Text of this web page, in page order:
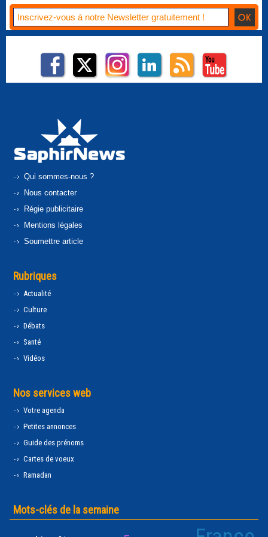
Qui sommes-nous ?
Nous contacter
Régie publicitaire
Mentions légales
Soumettre article
Rubriques
Actualité
Culture
Débats
Santé
Vidéos
Nos services web
Votre agenda
Petites annonces
Guide des prénoms
Cartes de voeux
Ramadan
Mots-clés de la semaine